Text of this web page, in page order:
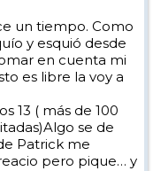
un tiempo. Como
y esquió desde
en cuenta mi
es libre la voy a
13 ( más de 100
se de
Patrick me
pero pique… y